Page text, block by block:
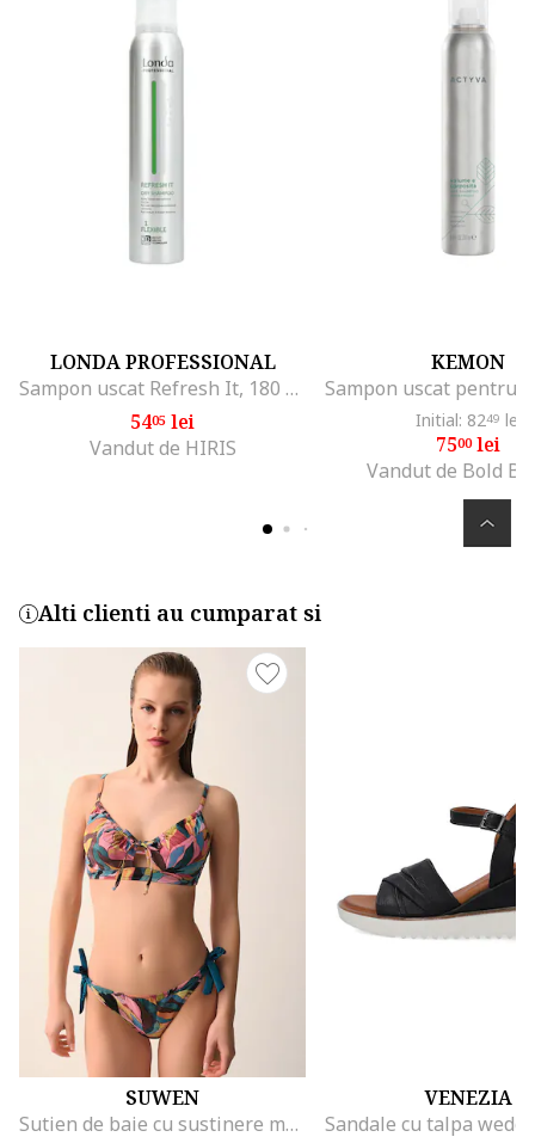
LONDA PROFESSIONAL
Sampon uscat Refresh It, 180 ml
5405 lei
Vandut de HIRIS
KEMON
Initial: 8249 lei
7500lei
Vandut de Bold
Alti clienti au cumparat si
SUWEN
Sutien de baie cu sustinere metalica, Multicolor
VENEZIA